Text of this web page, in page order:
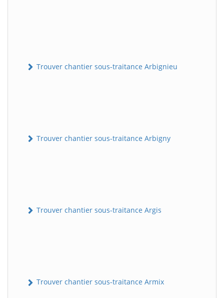
Trouver chantier sous-traitance Arbignieu
Trouver chantier sous-traitance Arbigny
Trouver chantier sous-traitance Argis
Trouver chantier sous-traitance Armix